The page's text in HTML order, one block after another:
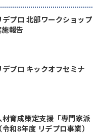
プロ 北部ワークショップ
施報告
プロ キックオフセミナ
材育成策定支援「専門家派
和8年度 リデプロ事業）